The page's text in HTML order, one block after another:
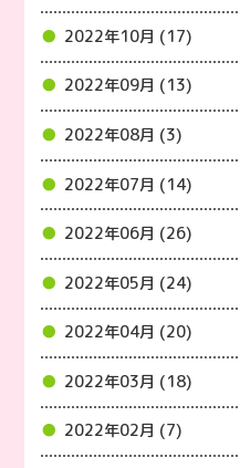
2022年10月 (17)
2022年09月 (13)
2022年08月 (3)
2022年07月 (14)
2022年06月 (26)
2022年05月 (24)
2022年04月 (20)
2022年03月 (18)
2022年02月 (7)